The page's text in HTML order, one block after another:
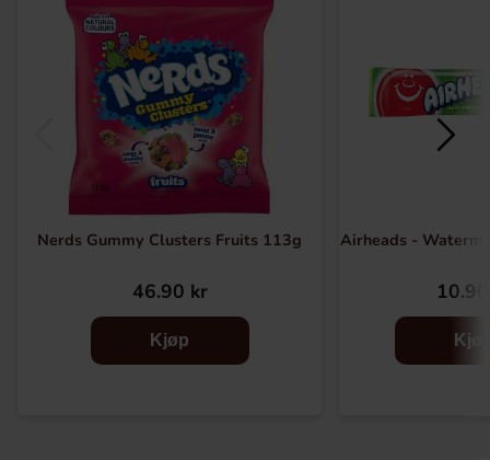
Nerds Gummy Clusters Fruits 113g
46.90 kr
Kjøp
Airheads -